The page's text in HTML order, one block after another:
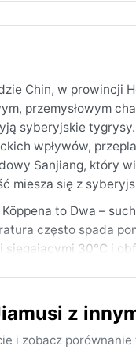
Chin, w prowincji
przemysłowym
syberyjskie
wpływów,
Sanjiang, który
miesza się z
to Dwa –
często spada
sięgającymi 30°C i
to późna wiosna
ekstremalnych
z
i zobacz